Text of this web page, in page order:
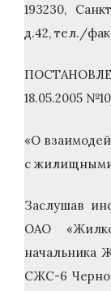
193230,
д.42, тел./
18.05.2005
«О
с
Заслушав
ОАО
начальника
СЖС-6